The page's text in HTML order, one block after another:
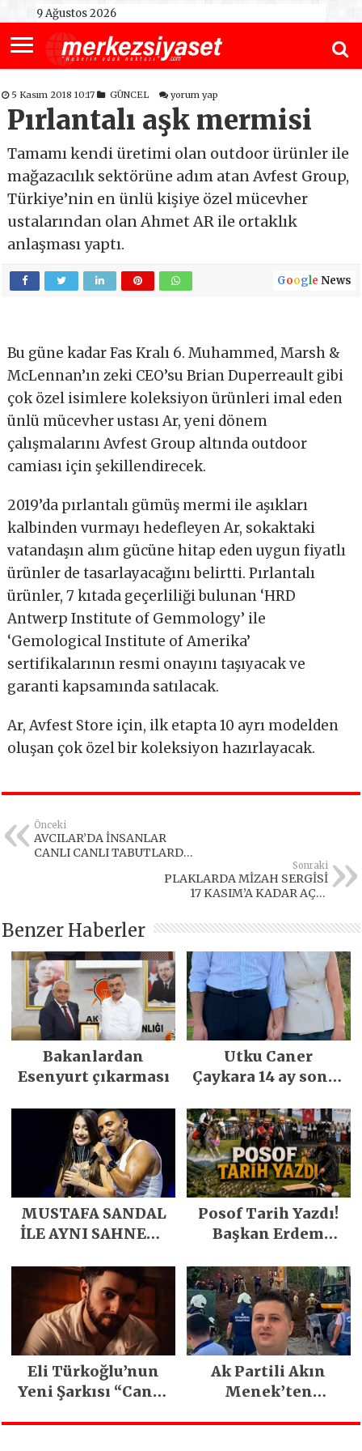
9 Ağustos 2026
5 Kasım 2018 10:17 GÜNCEL yorum yap
Pırlantalı aşk mermisi
Tamamı kendi üretimi olan outdoor ürünler ile
mağazacılık sektörüne adım atan Avfest Group,
Türkiye’nin en ünlü kişiye özel mücevher
ustalarından olan Ahmet AR ile ortaklık
anlaşması yaptı.
Google News
Bu güne kadar Fas Kralı 6. Muhammed, Marsh &
McLennan’ın zeki CEO’su Brian Duperreault gibi
çok özel isimlere koleksiyon ürünleri imal eden
ünlü mücevher ustası Ar, yeni dönem
çalışmalarını Avfest Group altında outdoor
camiası için şekillendirecek.
2019’da pırlantalı gümüş mermi ile aşıkları
kalbinden vurmayı hedefleyen Ar, sokaktaki
vatandaşın alım gücüne hitap eden uygun fiyatlı
ürünler de tasarlayacağını belirtti. Pırlantalı
ürünler, 7 kıtada geçerliliği bulunan ‘HRD
Antwerp Institute of Gemmology’ ile
‘Gemological Institute of Amerika’
sertifikalarının resmi onayını taşıyacak ve
garanti kapsamında satılacak.
Ar, Avfest Store için, ilk etapta 10 ayrı modelden
oluşan çok özel bir koleksiyon hazırlayacak.
Önceki
AVCILAR’DA İNSANLAR
CANLI CANLI TABUTLARDA
Sonraki
PLAKLARDA MİZAH SERGİSİ
17 KASIM’A KADAR AÇIK
Benzer Haberler
Bakanlardan
Esenyurt çıkarması
Utku Caner
Çaykara 14 ay sonra
kavuştu
MUSTAFA SANDAL
İLE AYNI SAHNEDE
Posof Tarih Yazdı!
Başkan Erdem
Emeğiyle Son
Yılların En Büyük
Festivali
Gerçekleşti
Eli Türkoğlu’nun
Yeni Şarkısı “Canın
İlgi Gördü!..
Ak Partili Akın
Menek’ten
heyelan sonrası